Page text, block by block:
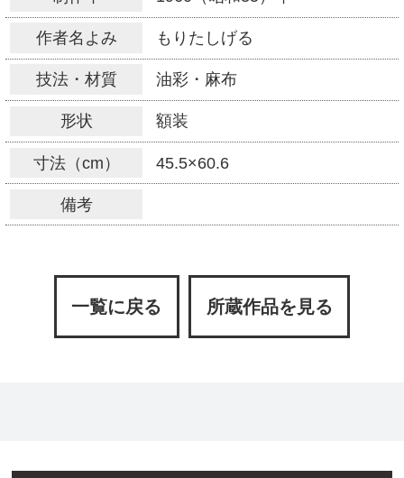
作者名よみ もりたしげる
技法・材質 油彩・麻布
形状 額装
寸法（cm） 45.5×60.6
備考
一覧に戻る 所蔵作品を見る